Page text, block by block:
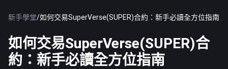
新手學堂/如何交易SuperVerse(SUPER)合約：新手必讀全方位指南
如何交易SuperVerse(SUPER)合
約：新手必讀全方位指南